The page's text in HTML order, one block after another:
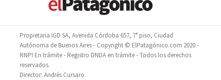
Propietaria IGD SA, Avenida Córdoba 657, 7° piso, Ciudad
Autónoma de Buenos Aires - Copyright © ElPatagónico.com 2020 -
RNPI En trámite - Registro DNDA en trámite - Todos los derechos
reservados.
Director: Andrés Cursaro.